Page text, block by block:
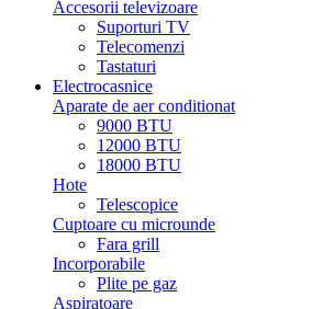
Accesorii televizoare
Suporturi TV
Telecomenzi
Tastaturi
Electrocasnice
Aparate de aer conditionat
9000 BTU
12000 BTU
18000 BTU
Hote
Telescopice
Cuptoare cu microunde
Fara grill
Incorporabile
Plite pe gaz
Aspiratoare